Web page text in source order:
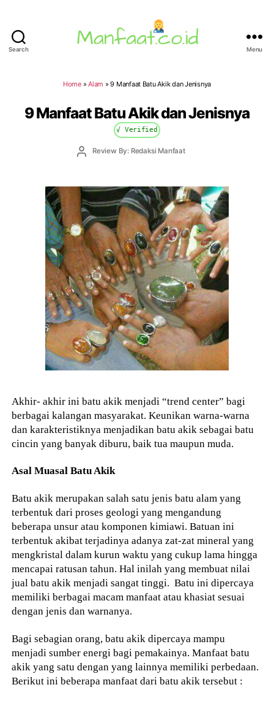
Search Menu
Home»Alam »9 Manfaat Batu Akik dan Jenisnya
9 Manfaat Batu Akik dan Jenisnya
√ Verified
PostReview By: Redaksi Manfaat
Akhir- akhir ini batu akik menjadi “trend center” bagi
berbagai kalangan masyarakat. Keunikan warna-warna
dan karakteristiknya menjadikan batu akik sebagai batu
cincin yang banyak diburu, baik tua maupun muda.
Asal Muasal Batu Akik
Batu akik merupakan salah satu jenis batu alam yang
terbentuk dari proses geologi yang mengandung
beberapa unsur atau komponen kimiawi. Batuan ini
terbentuk akibat terjadinya adanya zat-zat mineral yang
mengkristal dalam kurun waktu yang cukup lama hingga
mencapai ratusan tahun. Hal inilah yang membuat nilai
jual batu akik menjadi sangat tinggi. Batu ini dipercaya
memiliki berbagai macam manfaat atau khasiat sesuai
dengan jenis dan warnanya.
Bagi sebagian orang, batu akik dipercaya mampu
menjadi sumber energi bagi pemakainya. Manfaat batu
akik yang satu dengan yang lainnya memiliki perbedaan.
Berikut ini beberapa manfaat dari batu akik tersebut :